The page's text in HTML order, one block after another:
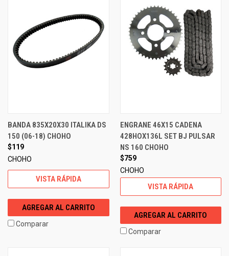
BANDA 835X20X30 ITALIKA DS
150 (06-18) CHOHO
$119
CHOHO
VISTA RÁPIDA
AGREGAR AL CARRITO
Comparar
ENGRANE 46X15 CADENA
428HOX136L SET BJ PULSAR
NS 160 CHOHO
$759
CHOHO
VISTA RÁPIDA
AGREGAR AL CARRITO
Comparar